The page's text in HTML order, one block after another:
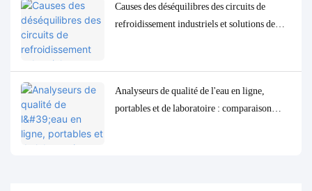
Causes des déséquilibres des circuits de
refroidissement industriels et solutions de
Analyseurs de qualité de l'eau en ligne,
portables et de laboratoire : comparaison